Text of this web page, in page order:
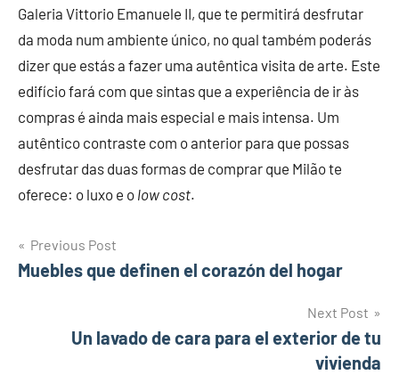
Galeria Vittorio Emanuele II, que te permitirá desfrutar
da moda num ambiente único, no qual também poderás
dizer que estás a fazer uma autêntica visita de arte. Este
edifício fará com que sintas que a experiência de ir às
compras é ainda mais especial e mais intensa. Um
autêntico contraste com o anterior para que possas
desfrutar das duas formas de comprar que Milão te
oferece: o luxo e o low cost.
Post
navigation
Previous Post
Muebles que definen el corazón del hogar
Next Post
Un lavado de cara para el exterior de tu
vivienda